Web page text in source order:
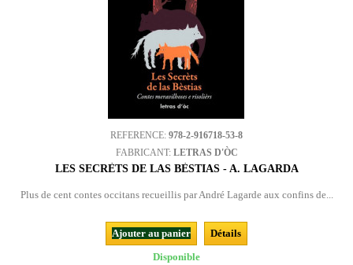
REFERENCE: 978-2-916718-53-8
FABRICANT: LETRAS D'ÒC
LES SECRÈTS DE LAS BÈSTIAS - A. LAGARDA
Plus de cent contes occitans recueillis par André Lagarde aux confins de...
Ajouter au panier
Détails
Disponible